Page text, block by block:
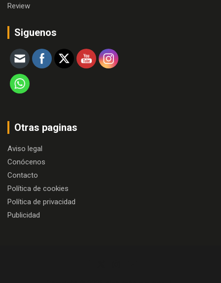
Review
Siguenos
Otras paginas
Aviso legal
Conócenos
Contacto
Política de cookies
Política de privacidad
Publicidad